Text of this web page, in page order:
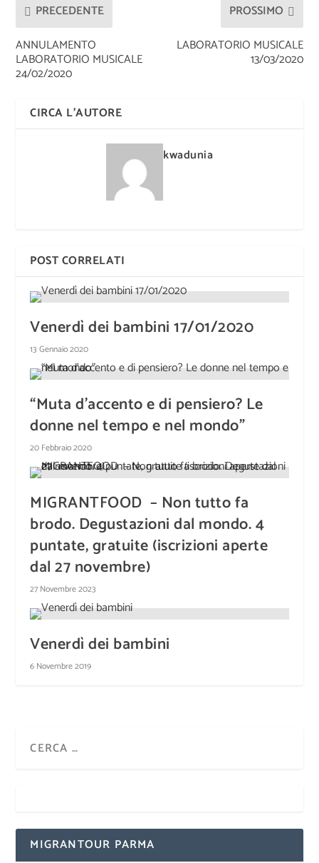
PRECEDENTE
ANNULAMENTO
LABORATORIO MUSICALE
24/02/2020
PROSSIMO
LABORATORIO MUSICALE
13/03/2020
CIRCA L'AUTORE
kwadunia
POST CORRELATI
Venerdì dei bambini 17/01/2020
13 Gennaio 2020
“Muta d’accento e di pensiero? Le
donne nel tempo e nel mondo”
20 Febbraio 2020
MIGRANTFOOD – Non tutto fa
brodo. Degustazioni dal mondo. 4
puntate, gratuite (iscrizioni aperte
dal 27 novembre)
27 Novembre 2023
Venerdì dei bambini
6 Novembre 2019
MIGRANTOUR PARMA